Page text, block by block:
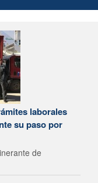
laborales
su paso por
de